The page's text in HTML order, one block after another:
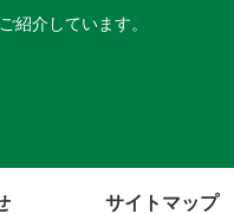
紹介しています。
サイトマップ